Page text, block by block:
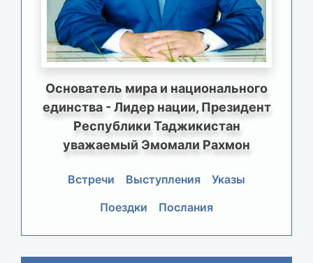
Основатель мира и национального
единства - Лидер нации, Президент
Республики Таджикистан
уважаемый Эмомали Рахмон
Встречи Выступления
Указы
Поездки
Послания